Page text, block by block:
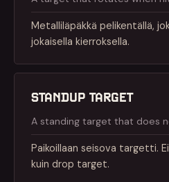
Metalliläpäkkä pelikentällä,
jokaisella kierroksella.
STANDUP TARGET
A standing target that does
Paikoillaan seisova targetti.
kuin drop target.